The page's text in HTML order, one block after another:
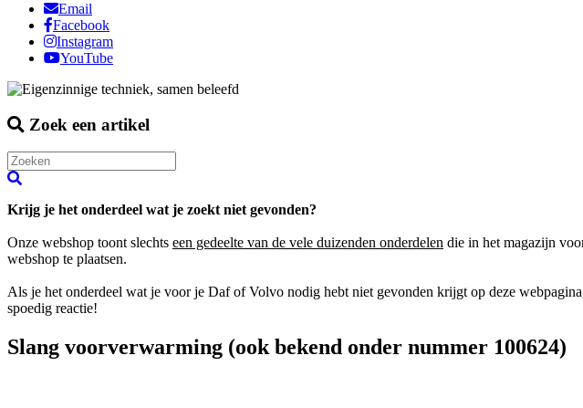
Email
Facebook
Instagram
YouTube
Zoek een artikel
Krijg je het onderdeel wat je zoekt niet gevonden?
Onze webshop toont slechts een gedeelte van de vele duizenden onderdelen die in het magazijn
webshop te plaatsen.
Als je het onderdeel wat je voor je Daf of Volvo nodig hebt niet gevonden krijgt op deze
spoedig reactie!
Slang voorverwarming (ook bekend onder nummer 100624)